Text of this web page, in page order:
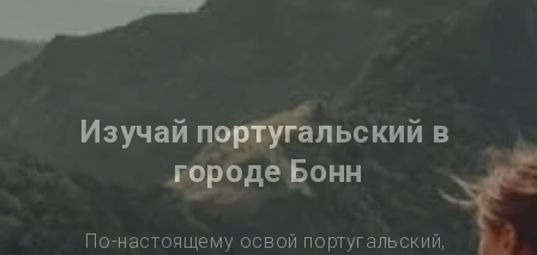
Изучай португальский в
городе Бонн
По-настоящему освой португальский,